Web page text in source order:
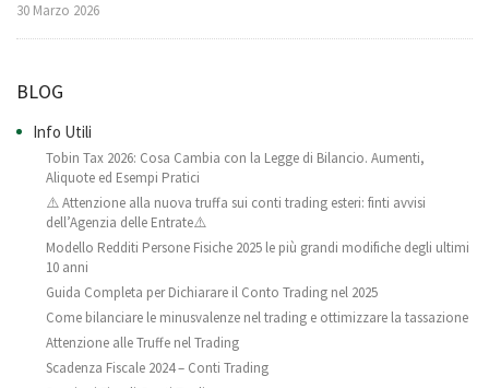
30 Marzo 2026
BLOG
Info Utili
Tobin Tax 2026: Cosa Cambia con la Legge di Bilancio. Aumenti,
Aliquote ed Esempi Pratici
⚠️ Attenzione alla nuova truffa sui conti trading esteri: finti avvisi
dell’Agenzia delle Entrate⚠️
Modello Redditi Persone Fisiche 2025 le più grandi modifiche degli ultimi
10 anni
Guida Completa per Dichiarare il Conto Trading nel 2025
Come bilanciare le minusvalenze nel trading e ottimizzare la tassazione
Attenzione alle Truffe nel Trading
Scadenza Fiscale 2024 – Conti Trading